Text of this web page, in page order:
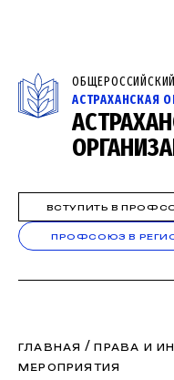
АСТРАХАНСКАЯ
ВСТУПИТЬ В
ПРОФСОЮЗ В
ГЛАВНАЯ /ПРАВА И
МЕРОПРИЯТИЯ